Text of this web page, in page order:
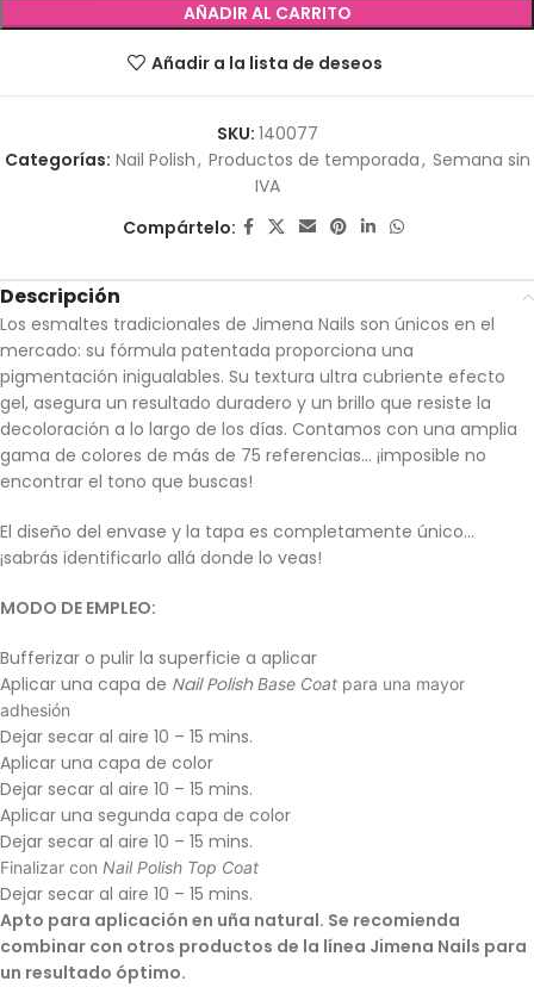
AÑADIR AL CARRITO
Añadir a la lista de deseos
SKU: 140077
Categorías: Nail Polish, Productos de temporada, Semana sin
IVA
Compártelo:
Descripción
Los esmaltes tradicionales de Jimena Nails son únicos en el
mercado: su fórmula patentada proporciona una
pigmentación inigualables. Su textura ultra cubriente efecto
gel, asegura un resultado duradero y un brillo que resiste la
decoloración a lo largo de los días. Contamos con una amplia
gama de colores de más de 75 referencias… ¡imposible no
encontrar el tono que buscas!
El diseño del envase y la tapa es completamente único…
¡sabrás identificarlo allá donde lo veas!
MODO DE EMPLEO:
Bufferizar o pulir la superficie a aplicar
Aplicar una capa de Nail Polish Base Coat para una mayor
adhesión
Dejar secar al aire 10 – 15 mins.
Aplicar una capa de color
Dejar secar al aire 10 – 15 mins.
Aplicar una segunda capa de color
Dejar secar al aire 10 – 15 mins.
Finalizar con Nail Polish Top Coat
Dejar secar al aire 10 – 15 mins.
Apto para aplicación en uña natural. Se recomienda
combinar con otros productos de la línea Jimena Nails para
un resultado óptimo.